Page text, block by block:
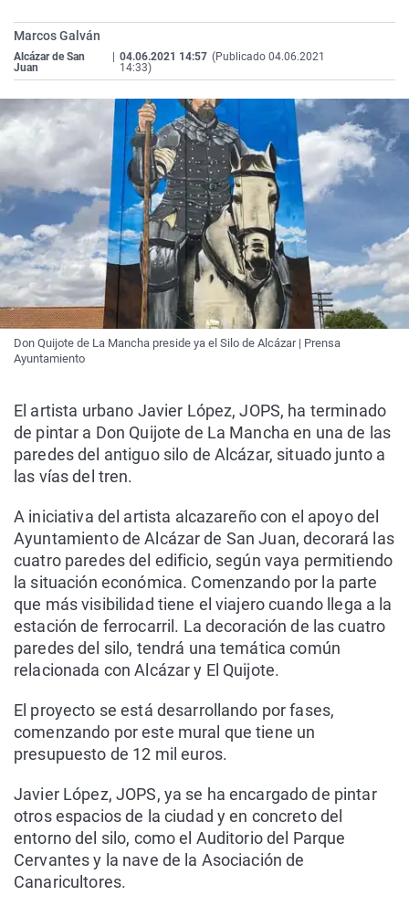
Como el perro y el
Equipo de
Operación Viuda
La Rioja
Navarra
País Vasco
Elecciones
Marcos Galván
Alcázar de San
Juan
04.06.2021 14:57 (Publicado 04.06.2021
14:33)
Don Quijote de La Mancha preside ya el Silo de Alcázar | Prensa
Ayuntamiento
El artista urbano Javier López, JOPS, ha terminado
de pintar a Don Quijote de La Mancha en una de las
paredes del antiguo silo de Alcázar, situado junto a
las vías del tren.
A iniciativa del artista alcazareño con el apoyo del
Ayuntamiento de Alcázar de San Juan, decorará las
cuatro paredes del edificio, según vaya permitiendo
la situación económica. Comenzando por la parte
que más visibilidad tiene el viajero cuando llega a la
estación de ferrocarril. La decoración de las cuatro
paredes del silo, tendrá una temática común
relacionada con Alcázar y El Quijote.
El proyecto se está desarrollando por fases,
comenzando por este mural que tiene un
presupuesto de 12 mil euros.
Javier López, JOPS, ya se ha encargado de pintar
otros espacios de la ciudad y en concreto del
entorno del silo, como el Auditorio del Parque
Cervantes y la nave de la Asociación de
Canaricultores.